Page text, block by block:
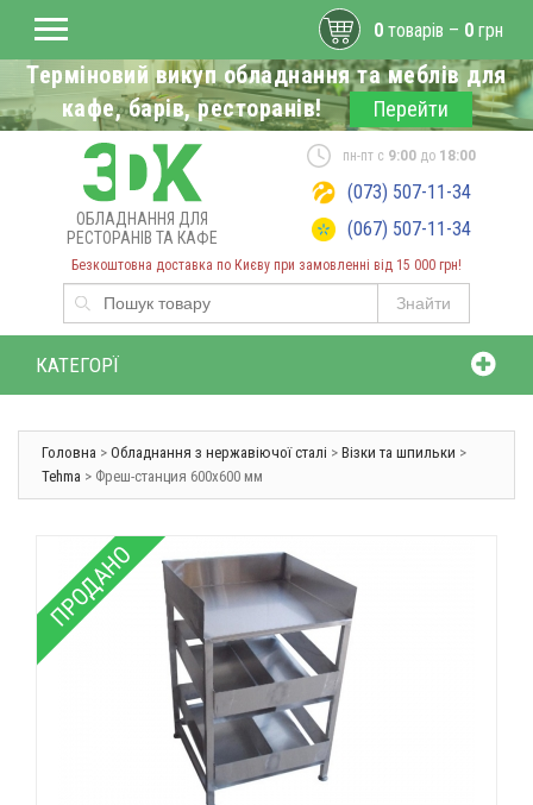
Терміновий викуп обладнання та меблів для
кафе, барів, ресторанів!
Перейти
ОБЛАДНАННЯ ДЛЯ
РЕСТОРАНІВ ТА КАФЕ
Безкоштовна доставка по Києву при замовленні від 15 000 грн!
Знайти
пн-пт с 9:00до 18:00
(073) 507-11-34
(067) 507-11-34
0 товарів – 0 грн
КАТЕГОРЇ
Головна > Обладнання з нержавіючої сталі > Візки та шпильки >
Tehma > Фреш-станция 600х600 мм
ПРОДАНО